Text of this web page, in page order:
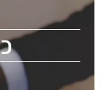
2026. The
involved in the